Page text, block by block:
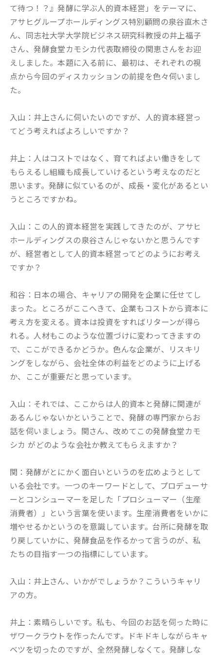
て待つ！？』発酵に学ぶ人的資本経営」をテーマに、
アサヒグループホールディングス特別顧問の泉谷直木さ
ん、同志社大学大学院ビジネス研究科教授の井上福子
さん、発酵食堂カモシカ代表取締役の関恵さんをお迎
えしました。本題に入る前に、最初は、それぞれの視
点から今回のディスカッションの前提を色々伺いまし
た。
入山：井上さんに伺いたいのですが、人的資本経営っ
てどう考えればよろしいですか？
井上：人はコストではなく、育てればよい働きをして
もらえるし組織も成長していけるという考えなのだと
思います。発酵に似ているのが、成長・変化があるとい
うところですかね。
入山：この人的資本経営を実践してきたのが、アサヒ
ホールディングスの泉谷さんじゃないかと思うんです
が、経営者として人的資本経営ってどのようにお考え
ですか？
和谷：日本の場合、キャリアの開発を企業に任せてし
まった。ところがここへきて、企業もコストから資本に
考え方を変える。資本は投資をすればリターンが得ら
れる。人材もこのような位置づけに変わってきますの
で、ここができるかどうか。色んな企業が、リスキリ
ングをしながら、会社全体の利益をどのように上げる
か、ここが重要だと思っています。
入山：それでは、ここからは人的資本と発酵に関連が
あるんじゃないかということで、発酵の専門家からお
話を伺いましょう。関さん、改めてこの発酵食堂カモ
シカ がどのような会社か教えてもらえますか？
関：発酵がとにかく面白いというのを広めようとして
いる会社です。一つのキーワードとして、プロデューサ
ーとコンシューマーを足した「プロシューマー（生産
消費者）」という言葉を使います。生産消費者をいかに
増やせるかというのを意識しています。台所に発酵を取
り戻していかに、発酵食品を作るかって言うのが、私
たちの目指す一つの指標にしています。
入山：井上さん、いかがでしょうか？こういうキャリ
アの方。
井上：素晴らしいです。私も、今回のお話を伺った時に
ザワークラウトを作ったんです。ドキドキしながらキャ
ベツを切ったのですが、全然発酵しなくて。発酵しな